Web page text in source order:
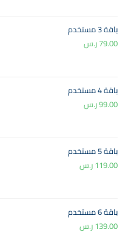
باقة 3 مستخدم
79.00ر.س
باقة 4 مستخدم
99.00ر.س
باقة 5 مستخدم
119.00ر.س
باقة 6 مستخدم
139.00ر.س